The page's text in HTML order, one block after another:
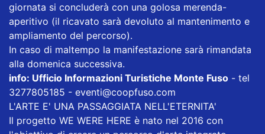
giornata si concluderà con una golosa merenda-
aperitivo (il ricavato sarà devoluto al mantenimento e
ampliamento del percorso).
In caso di maltempo la manifestazione sarà rimandata
alla domenica successiva.
info: Ufficio Informazioni Turistiche Monte Fuso - tel
3277805185 - eventi@coopfuso.com
L'ARTE E' UNA PASSAGGIATA NELL'ETERNITA'
Il progetto WE WERE HERE è nato nel 2016 con